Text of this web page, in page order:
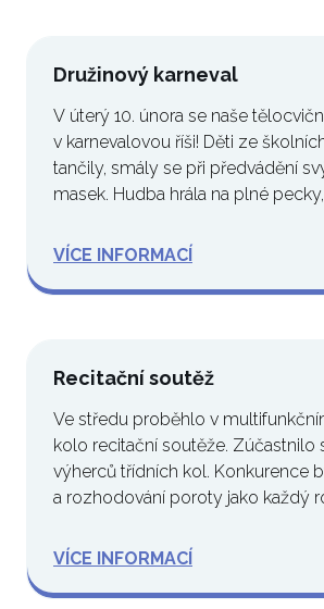
Družinový karneval
V úterý 10. února se naše
v karnevalovou říši! Děti ze
tančily, smály se při předvádění
masek. Hudba hrála na plné
VÍCE INFORMACÍ
Recitační soutěž
Ve středu proběhlo v
kolo recitační soutěže. Zúčastnilo
výherců třídních kol. Konkurence
a rozhodování poroty jako každý
VÍCE INFORMACÍ